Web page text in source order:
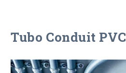
Tubo Conduit PVC